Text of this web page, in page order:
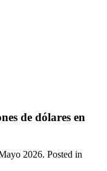
de dólares en
2026. Posted in